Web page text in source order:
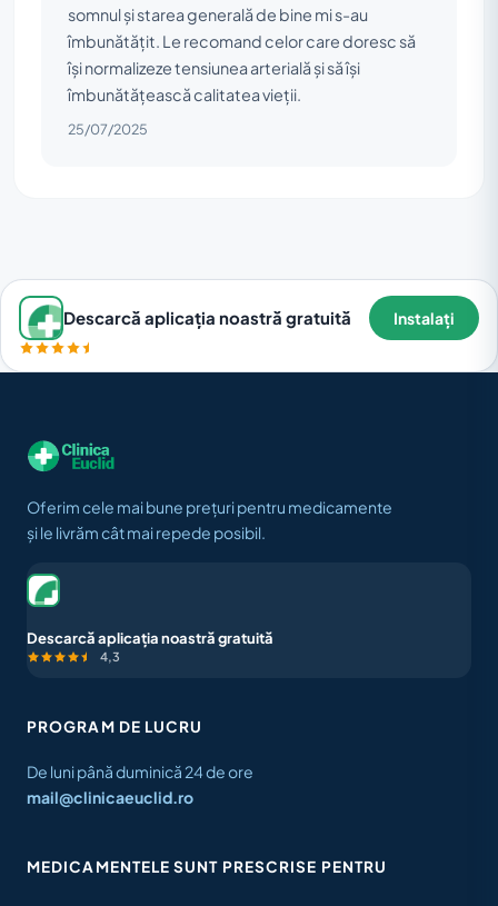
somnul și starea generală de bine mi s-au
îmbunătățit. Le recomand celor care doresc să
își normalizeze tensiunea arterială și să își
îmbunătățească calitatea vieții.
25/07/2025
Descarcă aplicația noastră gratuită Instalați
Oferim cele mai bune prețuri pentru medicamente
și le livrăm cât mai repede posibil.
Descarcă aplicația noastră gratuită
4,3
PROGRAM DE LUCRU
De luni până duminică 24 de ore
mail@clinicaeuclid.ro
MEDICAMENTELE SUNT PRESCRISE PENTRU